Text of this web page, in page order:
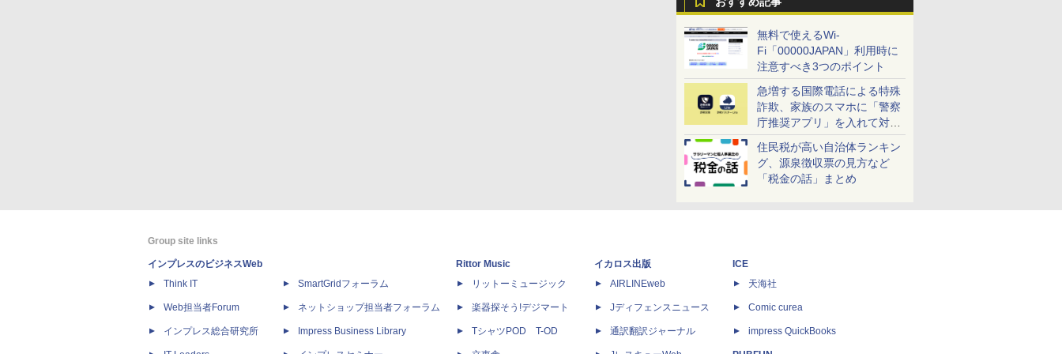
無料で使えるWi-
Fi「00000JAPAN」利用時に
注意すべき3つのポイント
急増する国際電話による特殊
詐欺、家族のスマホに「警察
庁推奨アプリ」を入れて対策
しよう！
住民税が高い自治体ランキン
グ、源泉徴収票の見方など
「税金の話」まとめ
Group site links
インプレスのビジネスWeb
Think IT
Web担当者Forum
インプレス総合研究所
SmartGridフォーラム
ネットショップ担当者フォーラム
Impress Business Library
Rittor Music
リットーミュージック
楽器探そう!デジマート
TシャツPOD T-OD
イカロス出版
AIRLINEweb
Jディフェンスニュース
通訳翻訳ジャーナル
ICE
天海社
Comic curea
impress QuickBooks